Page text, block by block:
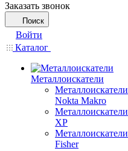
Заказать звонок
Поиск
Войти
Каталог
Металлоискатели
Металлоискатели
Nokta Makro
Металлоискатели
XP
Металлоискатели
Fisher